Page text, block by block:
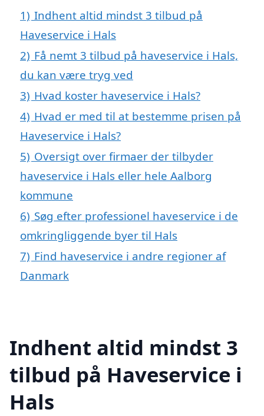
1) Indhent altid mindst 3 tilbud på
Haveservice i Hals
2) Få nemt 3 tilbud på haveservice i Hals,
du kan være tryg ved
3) Hvad koster haveservice i Hals?
4) Hvad er med til at bestemme prisen på
Haveservice i Hals?
5) Oversigt over firmaer der tilbyder
haveservice i Hals eller hele Aalborg
kommune
6) Søg efter professionel haveservice i de
omkringliggende byer til Hals
7) Find haveservice i andre regioner af
Danmark
Indhent altid mindst 3
tilbud på Haveservice i
Hals